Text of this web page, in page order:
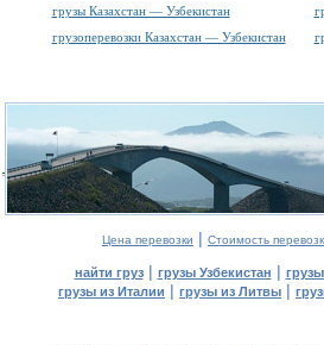
грузы Казахстан — Узбекистан
грузоперевозки Казахстан — Узбекистан
Цена перевозки | Стоимость
найти груз| грузы Узбекистан |
грузы из Италии | грузы из Литвы |